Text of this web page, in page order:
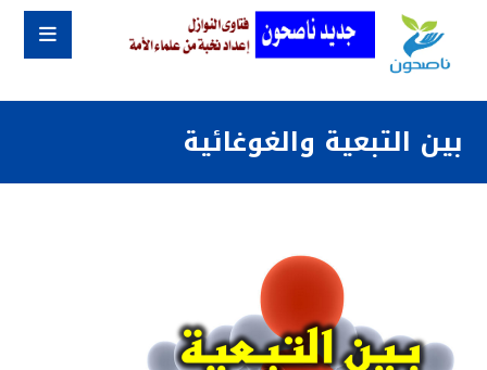
بين التبعية والغوغائية